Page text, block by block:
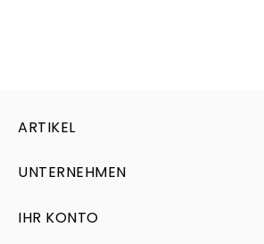
ARTIKEL
UNTERNEHMEN
IHR KONTO